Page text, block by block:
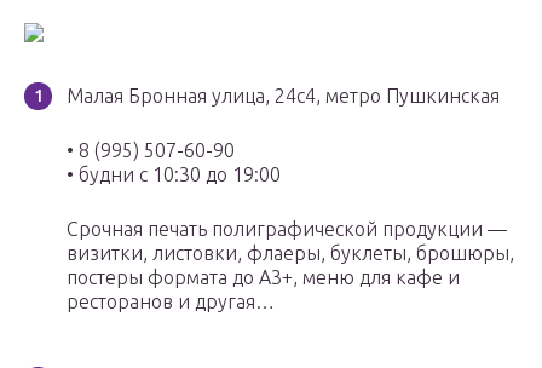
Малая Бронная улица, 24с4, метро Пушкинская
• 8 (995) 507-60-90
• будни с 10:30 до 19:00
Срочная печать полиграфической продукции —
визитки, листовки, флаеры, буклеты, брошюры,
постеры формата до А3+, меню для кафе и
ресторанов и другая…